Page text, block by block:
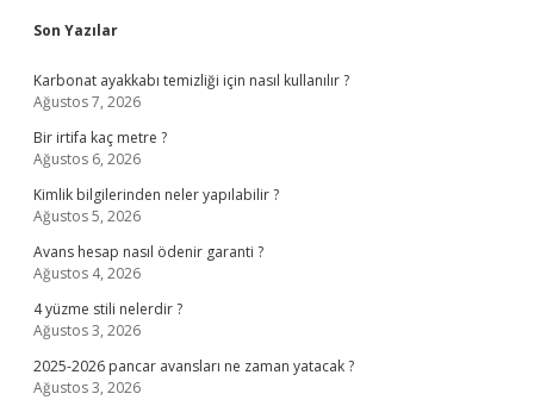
Sidebar
Son Yazılar
Karbonat ayakkabı temizliği için nasıl kullanılır ?
Ağustos 7, 2026
Bir irtifa kaç metre ?
Ağustos 6, 2026
Kimlik bilgilerinden neler yapılabilir ?
Ağustos 5, 2026
Avans hesap nasıl ödenir garanti ?
Ağustos 4, 2026
4 yüzme stili nelerdir ?
Ağustos 3, 2026
2025-2026 pancar avansları ne zaman yatacak ?
Ağustos 3, 2026